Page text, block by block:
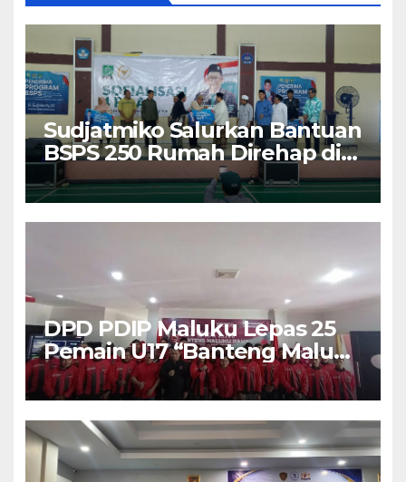
Sudjatmiko Salurkan Bantuan
BSPS 250 Rumah Direhap di
Depok
DPD PDIP Maluku Lepas 25
Pemain U17 “Banteng Maluku
Raya” ke Sokerano Cup di
Jawa Timur